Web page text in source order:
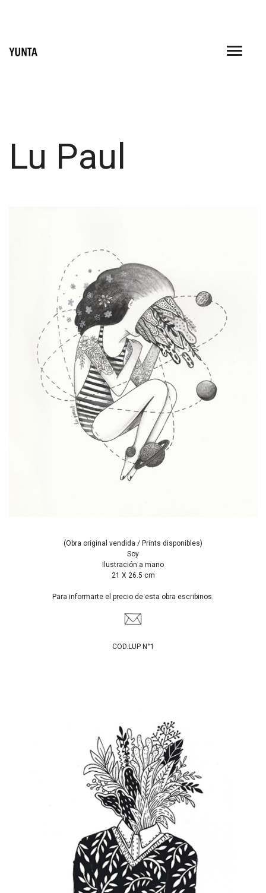
Lu Paul
(Obra original vendida / Prints disponibles)
Soy
Ilustración a mano
21 X 26.5 cm
Para informarte el precio de esta obra escribinos.
COD.LUP N°1